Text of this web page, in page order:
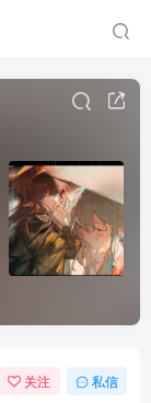
关注 私信